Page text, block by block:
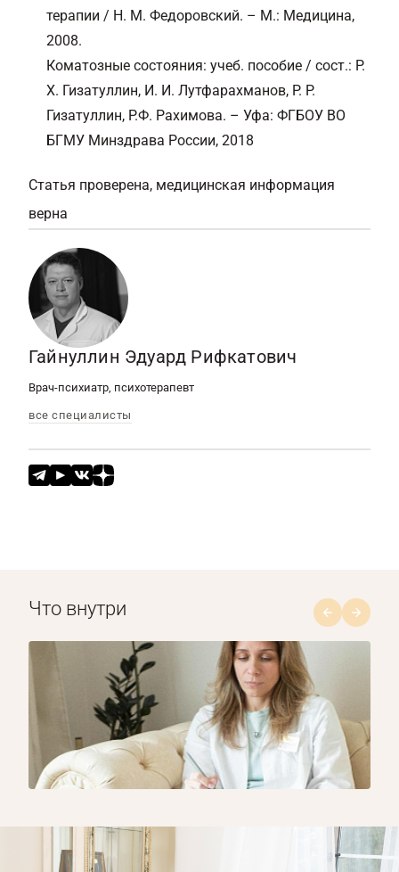
терапии / Н. М. Федоровский. – М.: Медицина,
2008.
Коматозные состояния: учеб. пособие / сост.: Р.
Х. Гизатуллин, И. И. Лутфарахманов, Р. Р.
Гизатуллин, Р.Ф. Рахимова. – Уфа: ФГБОУ ВО
БГМУ Минздрава России, 2018
Статья проверена, медицинская информация
верна
Гайнуллин Эдуард Рифкатович
Врач-психиатр, психотерапевт
все специалисты
Что внутри
1/8